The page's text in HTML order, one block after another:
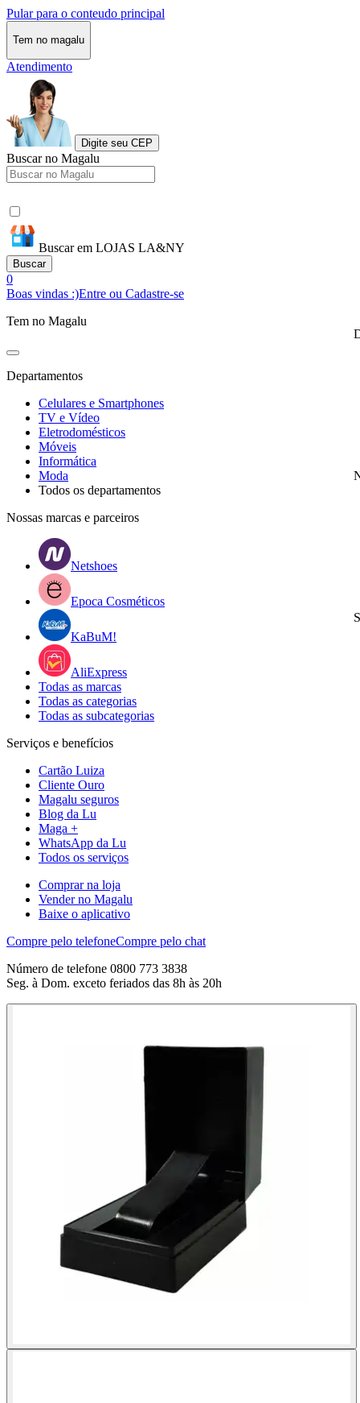
Pular para o conteudo principal
Tem no magalu
Atendimento
Digite seu CEP
Buscar no Magalu
Buscar em LOJAS LA&NY
Buscar
0
Boas vindas :)Entre ou Cadastre-se
Tem no Magalu
Departamentos
Celulares e Smartphones
TV e Vídeo
Eletrodomésticos
Móveis
Informática
Moda
Todos os departamentos
Nossas marcas e parceiros
Netshoes
Epoca Cosméticos
KaBuM!
AliExpress
Todas as marcas
Todas as categorias
Todas as subcategorias
Serviços e benefícios
Cartão Luiza
Cliente Ouro
Magalu seguros
Blog da Lu
Maga +
WhatsApp da Lu
Todos os serviços
Comprar na loja
Vender no Magalu
Baixe o aplicativo
Compre pelo telefoneCompre pelo chat
Número de telefone 0800 773 3838
Seg. à Dom. exceto feriados das 8h às 20h